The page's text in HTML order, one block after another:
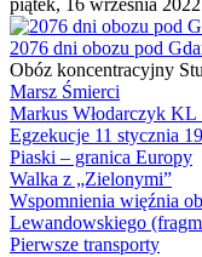
piątek, 16 września
2076 dni obozu pod
Obóz koncentracyjny
Marsz Śmierci
Markus Włodarczyk
Egzekucje 11 stycznia
Piaski – granica Europy
Walka z „Zielonymi”
Wspomnienia więźnia
Lewandowskiego
Pierwsze transporty